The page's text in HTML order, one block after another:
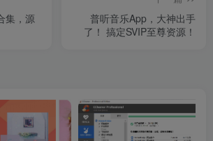
集，源
普听音乐App，大神出手
了！ 搞定SVIP至尊资源！